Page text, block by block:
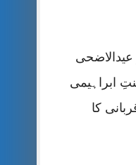
عیدالاضحی
ابراہیمی
کا